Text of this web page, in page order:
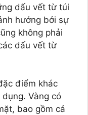
dấu vết từ túi
hưởng bởi sự
không phải
dấu vết từ
điểm khác
Vàng có
bao gồm cả